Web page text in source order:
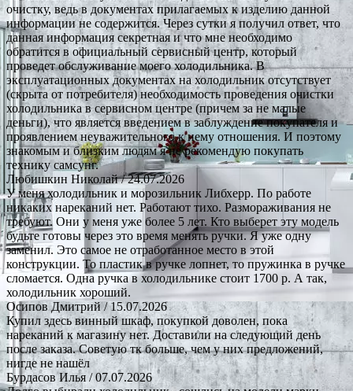
очистку, ведь в документах прилагаемых к изделию данной
информации не содержится. Через сутки я получил ответ, что
данная информация секретная и что мне необходимо
обратится в официальный сервисный центр, который
проведет обслуживание моего холодильника. В
эксплуатационных документах на холодильник отсутствует
(скрыта от потребителя) необходимость проведения очистки
холодильника в сервисном центре (причем за не малые
деньги), что является введением в заблуждение покупателя и
проявлением неуважительного к нему отношения. И поэтому
знакомым и близким людям я не рекомендую покупать
технику самсунг.
Любишкин Николай/ 24.07.2026
У меня холодильник и морозильник Либхерр. По работе
никаких нареканий нет. Работают тихо. Размораживания не
требуют. Они у меня уже более 5 лет. Кто выберет эту модель
будьте готовы через это время менять ручки. Я уже одну
заменил. Это самое не отработанное место в этой
конструкции. То пластик в ручке лопнет, то пружинка в ручке
сломается. Одна ручка в холодильнике стоит 1700 р. А так,
холодильник хороший.
Осипов Дмитрий/ 15.07.2026
Купил здесь винный шкаф, покупкой доволен, пока
нареканий к магазину нет. Доставили на следующий день
после заказа. Советую тк больше, чем у них предложений,
нигде не нашёл
Бурдасов Илья/ 07.07.2026